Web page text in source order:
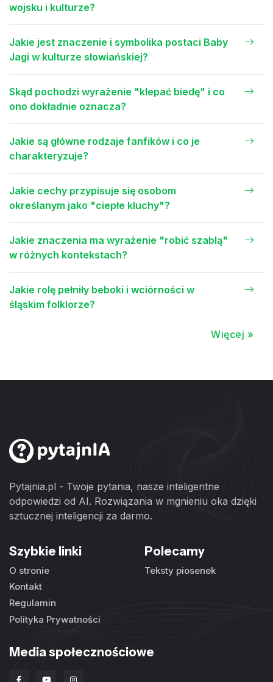
wojsku i kulturze?
Jakie jest znaczenie i symbolika postaci Baby
Jagi w kulturze słowiańskiej?
Skąd pochodzi wyrażenie "klepać biedę" i co
ono dokładnie oznacza?
Jakie są główne rodzaje fanfików i co je
charakteryzuje?
Jakie cechy przypisuje się osobom
określanym jako "ciepłe kluchy"?
Jakie znaczenia ma wyrażenie "robić szablą"
w różnych kontekstach?
Jakie rolę pełniły beboki i wciórności w
śląskim folklorze?
Więcej »
Pytajnia.pl - Twoje pytania, nasze inteligentne
odpowiedzi od AI. Rozwiązania w mgnieniu oka dzięki
sztucznej inteligencji za darmo.
Szybkie linki
O stronie
Kontakt
Regulamin
Polityka Prywatności
Polecamy
Teksty piosenek
Media społecznościowe